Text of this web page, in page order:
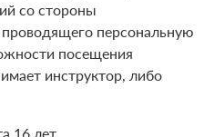
со стороны
проводящего персональную
посещения
инструктор, либо
16 лет